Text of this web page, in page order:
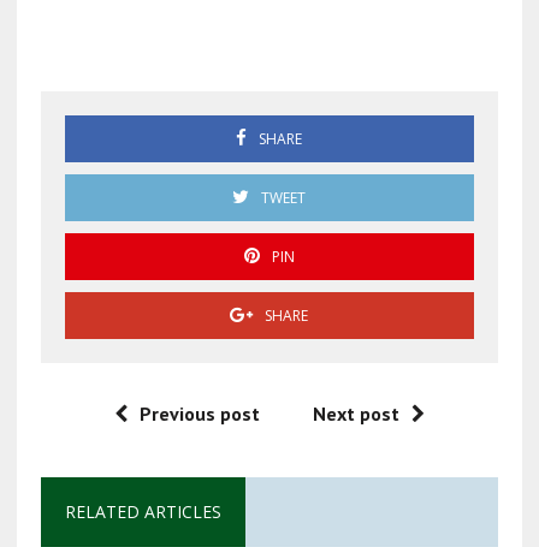
SHARE
TWEET
PIN
SHARE
Previous post Next post
RELATED ARTICLES